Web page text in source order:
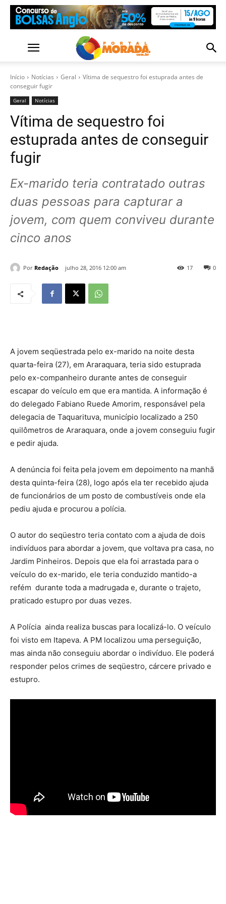
Início Notícias Geral
Vítima de sequestro foi estuprada antes de
conseguir fugir
Geral Notícias
Vítima de sequestro foi
estuprada antes de conseguir
fugir
Ex-marido teria contratado outras
duas pessoas para capturar a
jovem, com quem conviveu durante
cinco anos
Por Redação julho 28, 2016 12:00 am 0
17
A jovem seqüestrada pelo ex-marido na noite desta
quarta-feira (27), em Araraquara, teria sido estuprada
pelo ex-companheiro durante antes de conseguir
escapar do veículo em que era mantida. A informação é
do delegado Fabiano Ruede Amorim, responsável pela
delegacia de Taquarituva, município localizado a 250
quilômetros de Araraquara, onde a jovem conseguiu fugir
e pedir ajuda.
A denúncia foi feita pela jovem em depoimento na manhã
desta quinta-feira (28), logo após ela ter recebido ajuda
de funcionários de um posto de combustíveis onde ela
pediu ajuda e procurou a polícia.
O autor do seqüestro teria contato com a ajuda de dois
indivíduos para abordar a jovem, que voltava pra casa, no
Jardim Pinheiros. Depois que ela foi arrastada para o
veículo do ex-marido, ele teria conduzido mantido-a
refém durante toda a madrugada e, durante o trajeto,
praticado estupro por duas vezes.
A Polícia ainda realiza buscas para localizá-lo. O veículo
foi visto em Itapeva. A PM localizou uma perseguição,
mas ainda não conseguiu abordar o indivíduo. Ele poderá
responder pelos crimes de seqüestro, cárcere privado e
estupro.